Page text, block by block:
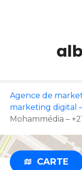
n
t
Agence de
marketing digital
Mohammédia –
CARTE